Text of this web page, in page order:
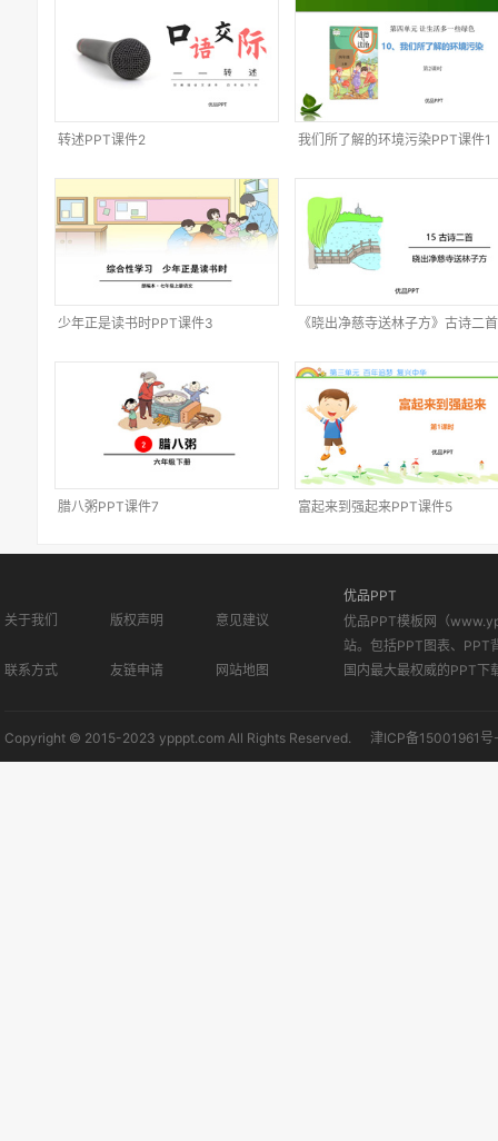
转述PPT课件2 我们所了解的环境污染PPT课件1
少年正是读书时PPT课件3
《晓出净慈寺送林子方》古诗二首
腊八粥PPT课件7 富起来到强起来PPT课件5
关于我们 版权声明 意见建议
联系方式 友链申请 网站地图
优品PPT
优品PPT模板网（
站。包括PPT图表、PPT
国内最大最权威的PPT下
Copyright © 2015-2023 ypppt.com All Rights Reserved. 津ICP备15001961号